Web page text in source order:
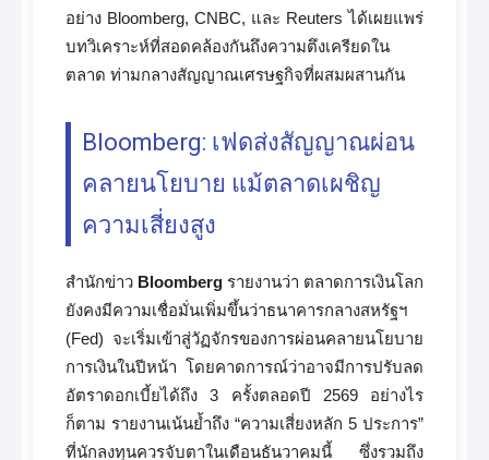
อย่าง Bloomberg, CNBC, และ Reuters ได้เผยแพร่
บทวิเคราะห์ที่สอดคล้องกันถึงความตึงเครียดใน
ตลาด ท่ามกลางสัญญาณเศรษฐกิจที่ผสมผสานกัน
Bloomberg: เฟดส่งสัญญาณผ่อน
คลายนโยบาย แม้ตลาดเผชิญ
ความเสี่ยงสูง
สำนักข่าว Bloomberg รายงานว่า ตลาดการเงินโลก
ยังคงมีความเชื่อมั่นเพิ่มขึ้นว่าธนาคารกลางสหรัฐฯ
(Fed) จะเริ่มเข้าสู่วัฏจักรของการผ่อนคลายนโยบาย
การเงินในปีหน้า โดยคาดการณ์ว่าอาจมีการปรับลด
อัตราดอกเบี้ยได้ถึง 3 ครั้งตลอดปี 2569 อย่างไร
ก็ตาม รายงานเน้นย้ำถึง “ความเสี่ยงหลัก 5 ประการ”
ที่นักลงทุนควรจับตาในเดือนธันวาคมนี้ ซึ่งรวมถึง